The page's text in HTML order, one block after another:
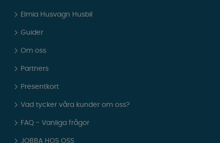
Elmia Husvagn Husbil
Guider
Om oss
Partners
Presentkort
Vad tycker våra kunder om oss?
FAQ - Vanliga frågor
JOBBA HOS OSS